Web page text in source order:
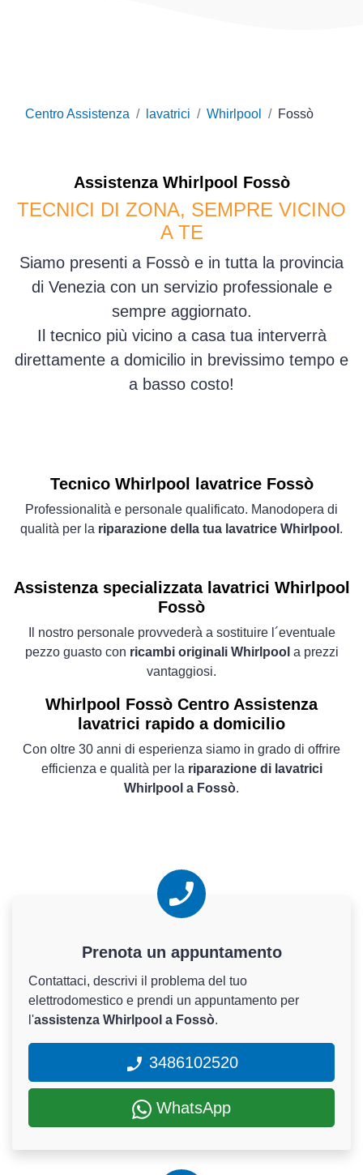
Centro Assistenza lavatrici Whirlpool Fossò
Assistenza Whirlpool Fossò
TECNICI DI ZONA, SEMPRE VICINO
A TE
Siamo presenti a Fossò e in tutta la provincia
di Venezia con un servizio professionale e
sempre aggiornato.
Il tecnico più vicino a casa tua interverrà
direttamente a domicilio in brevissimo tempo e
a basso costo!
Tecnico Whirlpool lavatrice Fossò
Professionalità e personale qualificato. Manodopera di
qualità per la riparazione della tua lavatrice Whirlpool .
Assistenza specializzata lavatrici Whirlpool
Fossò
Il nostro personale provvederà a sostituire l´eventuale
pezzo guasto con ricambi originali Whirlpool a prezzi
vantaggiosi.
Whirlpool Fossò Centro Assistenza
lavatrici rapido a domicilio
Con oltre 30 anni di esperienza siamo in grado di offrire
efficienza e qualità per la riparazione di lavatrici
Whirlpool a Fossò.
Prenota un appuntamento
Contattaci, descrivi il problema del tuo
elettrodomestico e prendi un appuntamento per
l'assistenza Whirlpool a Fossò.
3486102520
WhatsApp